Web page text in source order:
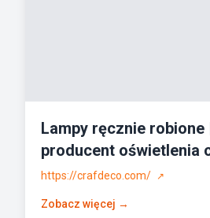
Lampy ręcznie robione
producent oświetlenia
https://crafdeco.com/ ↗
Zobacz więcej →